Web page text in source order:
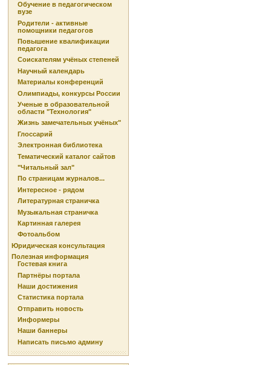
Обучение в педагогическом
вузе
Родители - активные
помощники педагогов
Повышение квалификации
педагога
Соискателям учёных степеней
Научный календарь
Материалы конференций
Олимпиады, конкурсы России
Ученые в образовательной
области "Технология"
Жизнь замечательных учёных"
Глоссарий
Электронная библиотека
Тематический каталог сайтов
"Читальный зал"
По страницам журналов...
Интересное - рядом
Литературная страничка
Музыкальная страничка
Картинная галерея
Фотоальбом
Юридическая консультация
Полезная информация
Гостевая книга
Партнёры портала
Наши достижения
Статистика портала
Отправить новость
Информеры
Наши баннеры
Написать письмо админу